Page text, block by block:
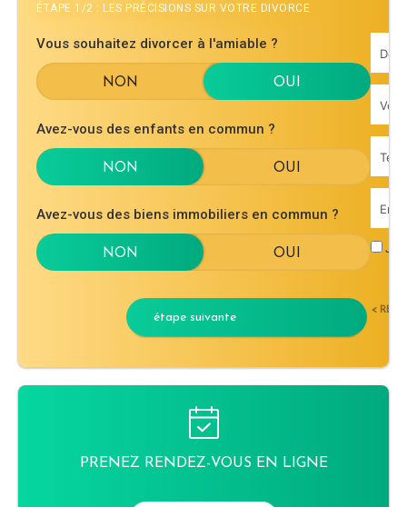
ÉTAPE 1/2 : LES PRÉCISIONS SUR VOTRE DIVORCE
Vous souhaitez divorcer à l'amiable ?
Avez-vous des enfants en commun ?
Avez-vous des biens immobiliers en commun ?
étape suivante <
PRENEZ RENDEZ-VOUS EN LIGNE